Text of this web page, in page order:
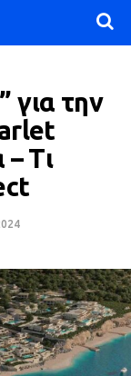
για την
Τι